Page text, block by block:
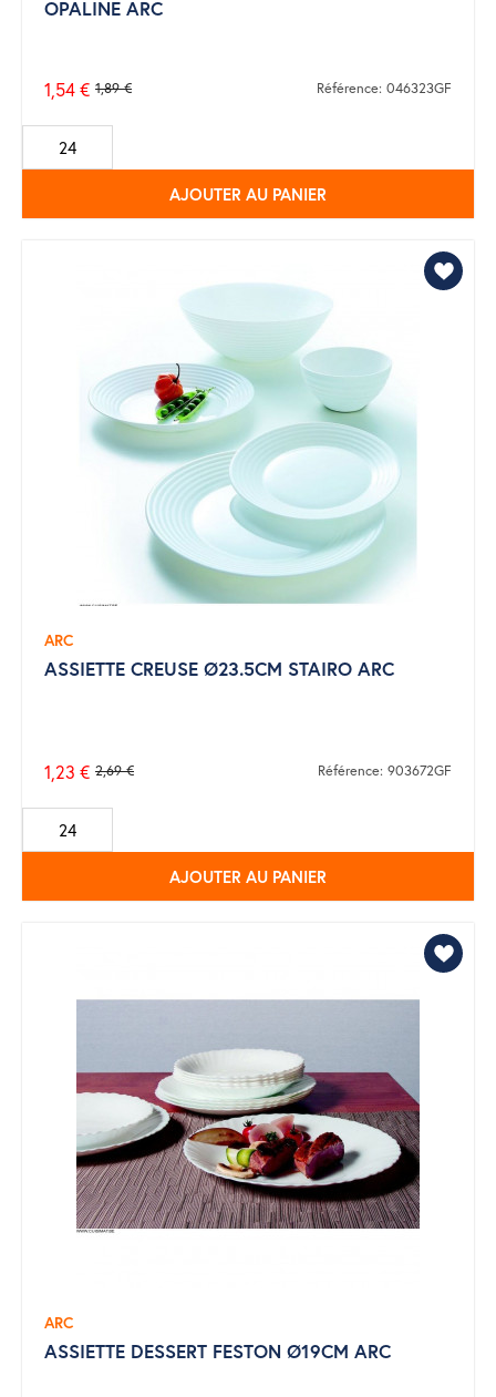
OPALINE ARC
Prix
de
base
1,89 €
1,54 € Référence: 046323GF
AJOUTER AU PANIER
ARC
ASSIETTE CREUSE Ø23.5CM STAIRO ARC
Prix
de
base
2,69 €
1,23 € Référence: 903672GF
AJOUTER AU PANIER
ARC
ASSIETTE DESSERT FESTON Ø19CM ARC